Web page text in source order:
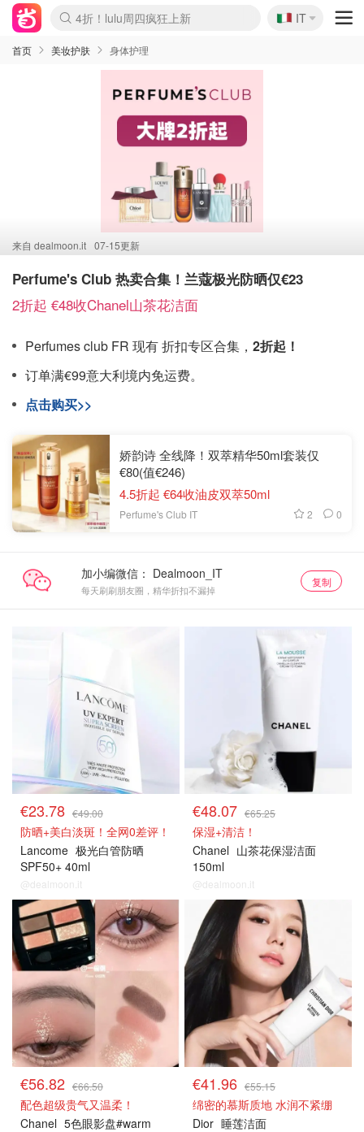
Boticinal 夏促开抢！
4折！lulu周四疯狂上新
速领！Stanley独家85折
Zalando 奥莱闪促！每日更新
🇮🇹
IT
首页 美妆护肤 身体护理
来自 dealmoon.it 07-15更新
Perfume's Club 热卖合集！兰蔻极光防晒仅€23
2折起 €48收Chanel山茶花洁面
Perfumes club FR 现有 折扣专区合集， 2折起！
订单满€99意大利境内免运费。
点击购买>>
娇韵诗 全线降！双萃精华50ml套装仅
€80(值€246)
4.5折起 €64收油皮双萃50ml
Perfume's Club IT 2 0
加小编微信：
每天刷刷朋友圈，精华折扣不漏掉
复制
€23.78 €49.00
防晒+美白淡斑！全网0差评！
Lancome 极光白管防晒
SPF50+ 40ml
@dealmoon.it
€48.07 €65.25
保湿+清洁！
Chanel 山茶花保湿洁面
150ml
@dealmoon.it
€56.82 €66.50
配色超级贵气又温柔！
Chanel 5色眼影盘#warm
€41.96 €55.15
绵密的慕斯质地 水润不紧绷
Dior 睡莲洁面